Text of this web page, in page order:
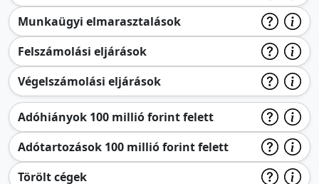
Munkaügyi elmarasztalások
Felszámolási eljárások
Végelszámolási eljárások
Adóhiányok 100 millió forint felett
Adótartozások 100 millió forint felett
Törölt cégek